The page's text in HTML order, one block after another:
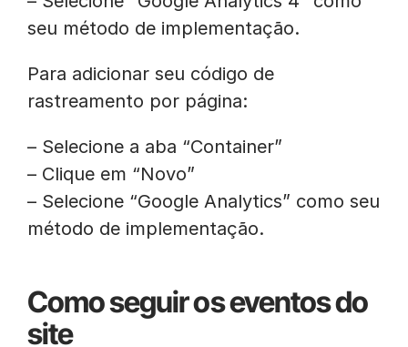
seu método de implementação.
Para adicionar seu código de
rastreamento por página:
– Selecione a aba “Container”
– Clique em “Novo”
– Selecione “Google Analytics” como seu
método de implementação.
Como seguir os eventos do
site